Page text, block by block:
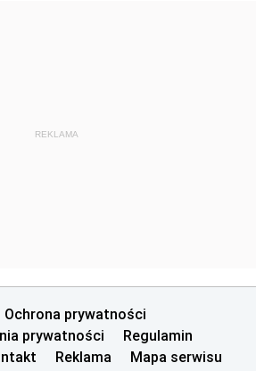
REKLAMA
Ochrona prywatności
prywatności
Regulamin
Reklama Mapa serwisu